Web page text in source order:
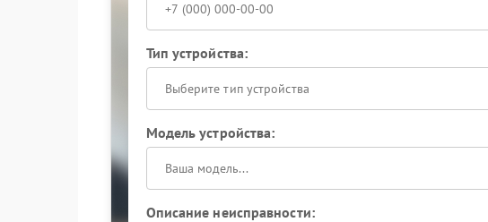
Тип устройства:
Выберите тип устройства
Модель устройства:
Описание неисправности: